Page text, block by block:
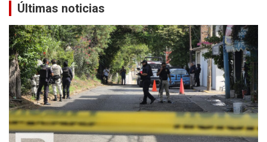
Últimas noticias